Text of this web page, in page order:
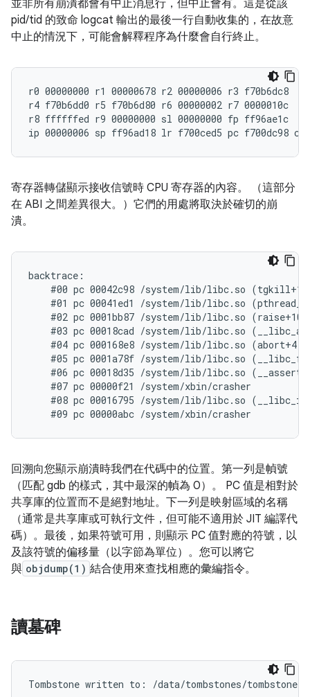
並非所有崩潰都會有中止消息行，但中止會有。這是從該
pid/tid 的致命 logcat 輸出的最後一行自動收集的，在故意
中止的情況下，可能會解釋程序為什麼會自行終止。
r0 00000000 r1 00000678 r2 00000006 r3 f70b6dc8
r4 f70b6dd0 r5 f70b6d80 r6 00000002 r7 0000010c
r8 ffffffed r9 00000000 sl 00000000 fp ff96ae1c
寄存器轉儲顯示接收信號時 CPU 寄存器的內容。 （這部分
在 ABI 之間差異很大。）它們的用處將取決於確切的崩
潰。
backtrace:
#00 pc 00042c98 /system/lib/libc.so
#01 pc 00041ed1 /system/lib/libc.so
    #02 pc 0001bb87 /system/lib/libc.so (raise+10)
#03 pc 00018cad /system/lib/libc.so
    #04 pc 000168e8 /system/lib/libc.so (abort+4)
#05 pc 0001a78f /system/lib/libc.so
#06 pc 00018d35 /system/lib/libc.so
    #07 pc 00000f21 /system/xbin/crasher
#08 pc 00016795 /system/lib/libc.so
回溯向您顯示崩潰時我們在代碼中的位置。第一列是幀​​號
（匹配 gdb 的樣式，其中最深的幀為 0）。 PC 值是相對於
共享庫的位置而不是絕對地址。下一列是映射區域的名稱
（通常是共享庫或可執行文件，但可能不適用於 JIT 編譯代
碼）。最後，如果符號可用，則顯示 PC 值對應的符號，以
及該符號的偏移量（以字節為單位）。您可以將它
與 objdump(1) 結合使用來查找相應的彙編指令。
讀墓碑